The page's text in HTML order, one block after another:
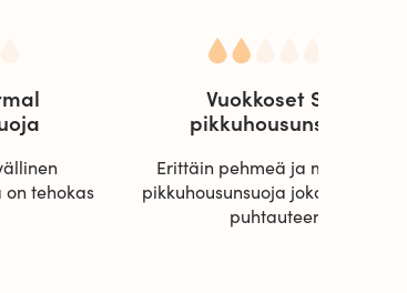
on tehokas
Vuokkoset Soft
pikkuhousunsuoja
Erittäin pehmeä ja miellyttävä
pikkuhousunsuoja
puhtauteen.